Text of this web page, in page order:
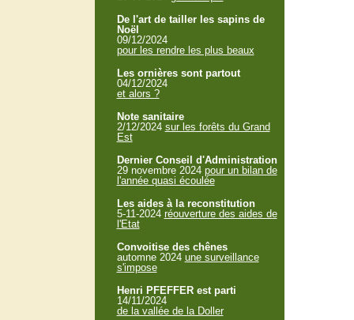
De l'art de tailler les sapins de
Noël
09/12/2024
pour les rendre les plus beaux
Les ornières sont partout
04/12/2024
et alors ?
Note sanitaire
2/12/2024 sur les forêts du Grand
Est
Dernier Conseil d'Administration
29 novembre 2024 pour un bilan de
l'année quasi écoulée
Les aides à la reconstitution
5-11-2024 réouverture des aides de
l'Etat
Convoitise des chênes
automne 2024 une surveillance
s'impose
Henri PFEFFER est parti
14/11/2024
de la vallée de la Doller